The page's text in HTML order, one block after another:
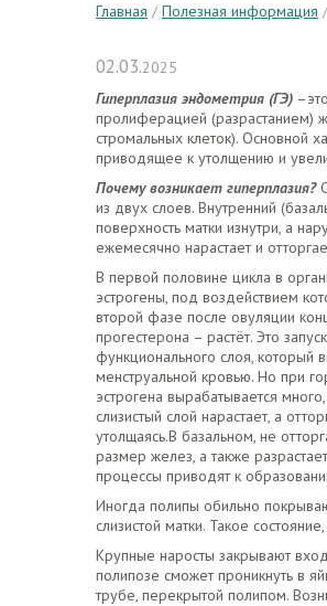
Главная / Полезная информация /
02.03.2025
Гиперплазия эндометрия (ГЭ)
пролиферацией (разрастанием)
стромальных клеток). Основной
приводящее к утолщению и
Почему возникает гиперплазия?
из двух слоев. Внутренний
поверхность матки изнутри, а
ежемесячно нарастает и
В первой половине цикла в
эстрогены, под воздействием
второй фазе после овуляции
прогестерона – растёт. Это
функционального слоя, который
менструальной кровью. Но при
эстрогена вырабатывается
слизистый слой нарастает, а
утолщаясь.В базальном, не
размер желез, а также
процессы приводят к
Иногда полипы обильно
слизистой матки. Такое
Крупные наросты закрывают
полипозе сможет проникнуть в
трубе, перекрытой полипом.